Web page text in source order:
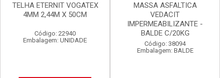
TELHA ETERNIT VOGATEX
4MM 2,44M X 50CM
Código: 22940
Embalagem: UNIDADE
MASSA ASFALTICA
VEDACIT
IMPERMEABILIZANTE -
BALDE C/20KG
Código: 38094
Embalagem: BALDE